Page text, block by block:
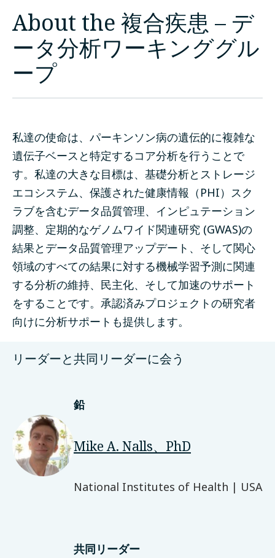
About the 複合疾患 – デ
ータ分析ワーキンググル
ープ
私達の使命は、パーキンソン病の遺伝的に複雑な
遺伝子ベースと特定するコア分析を行うことで
す。私達の大きな目標は、基礎分析とストレージ
エコシステム、保護された健康情報（PHI）スク
ラブを含むデータ品質管理、インピュテーション
調整、定期的なゲノムワイド関連研究 (GWAS)の
結果とデータ品質管理アップデート、そして関心
領域のすべての結果に対する機械学習予測に関連
する分析の維持、民主化、そして加速のサポート
をすることです。承認済みプロジェクトの研究者
向けに分析サポートも提供します。
リーダーと共同リーダーに会う
鉛
Mike A. Nalls、PhD
National Institutes of Health | USA
共同リーダー